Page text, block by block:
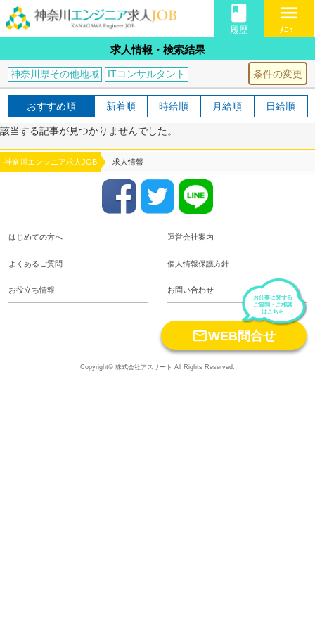
book
履歴
menu
ﾒﾆｭｰ
求人情報・検索結果
条件の変更
神奈川県その他地域 ITコンサルタント
おすすめ順 新着順 時給順 月給順 日給順
該当する記事が見つかりませんでした。
神奈川エンジニア求人JOB 求人情報
はじめての方へ 運営会社案内
よくあるご質問 個人情報保護方針
お役立ち情報 お問い合わせ
お仕事に関する
ご質問・ご相談
はこちら
WEB問合せ
Copyright© 株式会社アスリート All Rights Reserved.